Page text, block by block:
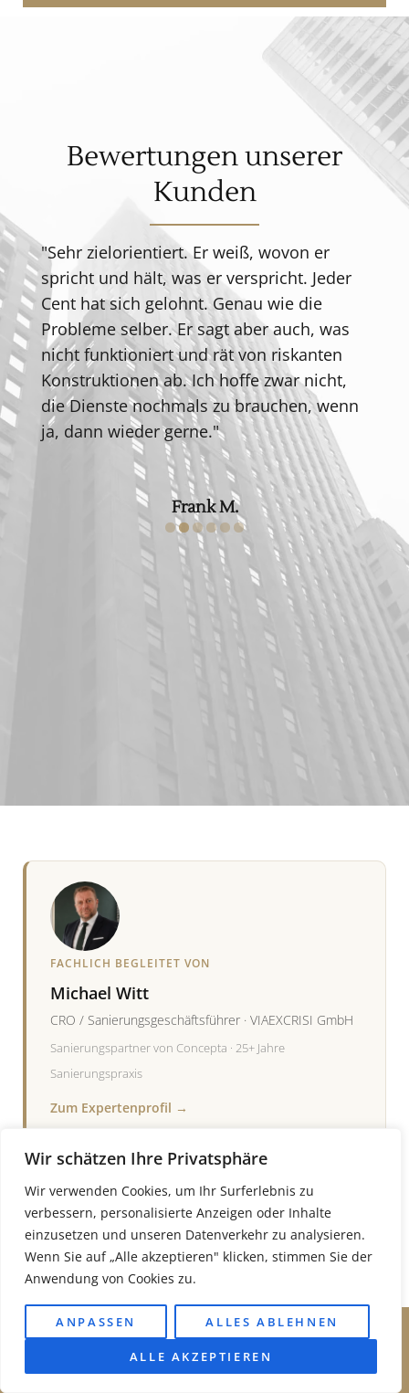
Wir schätzen Ihre Privatsphäre
Wir verwenden Cookies, um Ihr Surferlebnis zu
verbessern, personalisierte Anzeigen oder Inhalte
einzusetzen und unseren Datenverkehr zu analysieren.
Wenn Sie auf „Alle akzeptieren" klicken, stimmen Sie der
Anwendung von Cookies zu.
ANPASSEN ALLES ABLEHNEN
ALLE AKZEPTIEREN
Bewertungen unserer
Kunden
"Sehr zielorientiert. Er weiß, wovon er
spricht und hält, was er verspricht. Jeder
Cent hat sich gelohnt. Genau wie die
Probleme selber. Er sagt aber auch, was
nicht funktioniert und rät von riskanten
Konstruktionen ab. Ich hoffe zwar nicht,
die Dienste nochmals zu brauchen, wenn
ja, dann wieder gerne."
Frank M.
FACHLICH BEGLEITET VON
Michael Witt
CRO / Sanierungsgeschäftsführer · VIAEXCRISI GmbH
Sanierungspartner von Concepta · 25+ Jahre
Sanierungspraxis
Zum Expertenprofil →
FACHLICH GEPRÜFT VON
Krisenmanager &
Sanierungsgeschäftsführer · CONCEPTA
Unternehmensberatung Köln · über 25
Jahre Erfahrung · Stand: Juni 2026
Kostenlose Erstberatung
Telefon: +49 221 9865 8875